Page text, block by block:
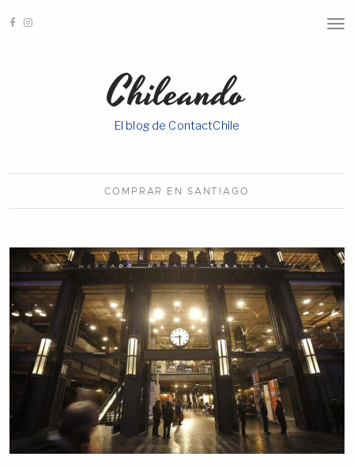
T
T
Chileando
El blog de ContactChile
COMPRAR EN SANTIAGO